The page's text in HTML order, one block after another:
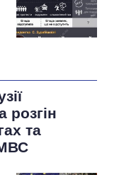
розгін
та